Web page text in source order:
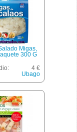
Migas,
300 G
4 €
Ubago